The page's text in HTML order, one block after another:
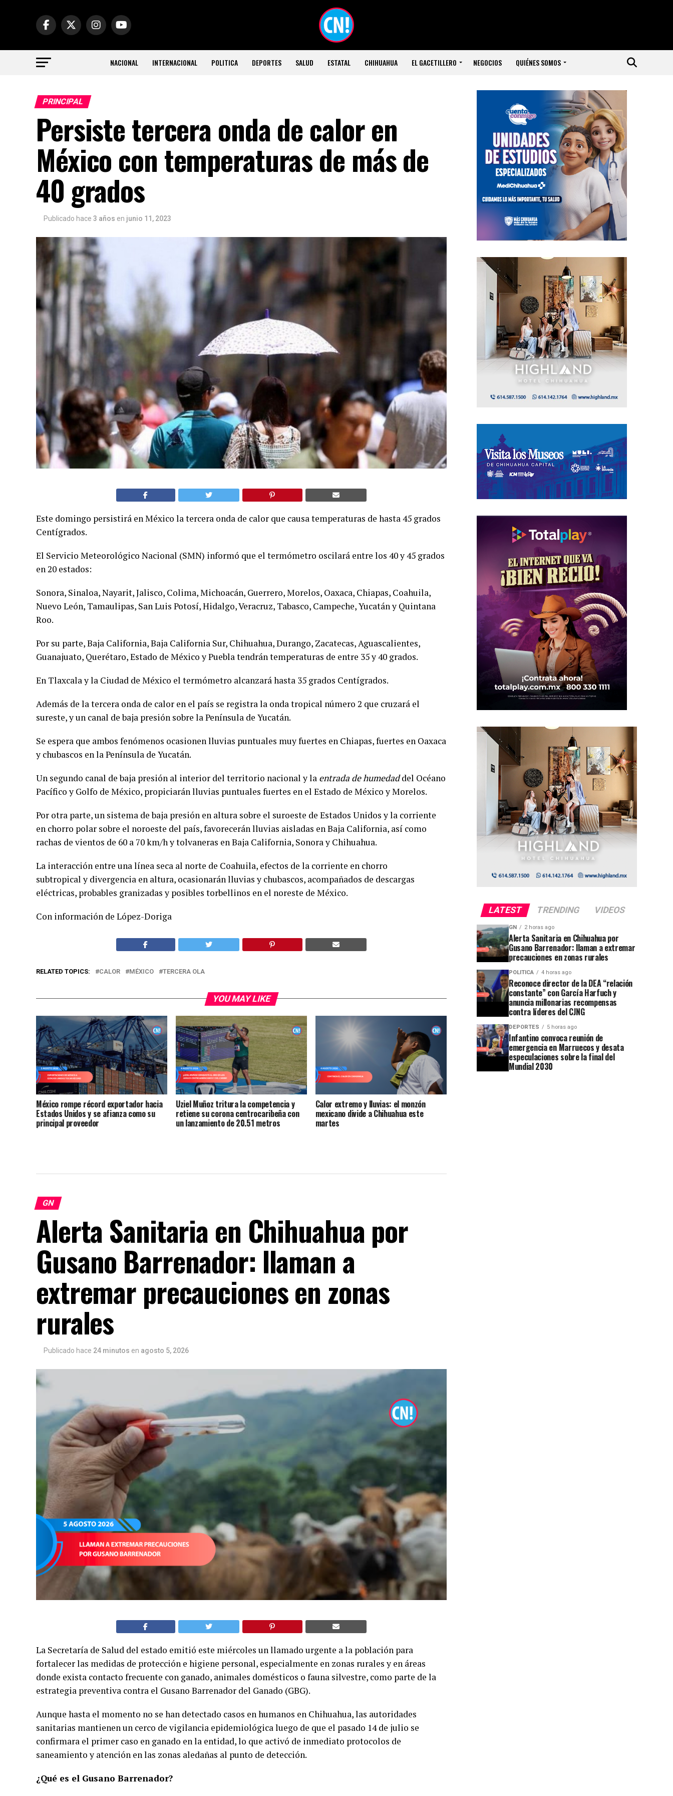
NACIONAL INTERNACIONAL POLITICA DEPORTES SALUD ESTATAL CHIHUAHUA EL GACETILLERO NEGOCIOS QUIÉNES SOMOS
PRINCIPAL
Persiste tercera onda de calor en
México con temperaturas de más de
40 grados
Publicado hace 3 años en junio 11, 2023
Este domingo persistirá en México la tercera onda de calor que causa temperaturas de hasta 45 grados
Centígrados.
El Servicio Meteorológico Nacional (SMN) informó que el termómetro oscilará entre los 40 y 45 grados
en 20 estados:
Sonora, Sinaloa, Nayarit, Jalisco, Colima, Michoacán, Guerrero, Morelos, Oaxaca, Chiapas, Coahuila,
Nuevo León, Tamaulipas, San Luis Potosí, Hidalgo, Veracruz, Tabasco, Campeche, Yucatán y Quintana
Roo.
Por su parte, Baja California, Baja California Sur, Chihuahua, Durango, Zacatecas, Aguascalientes,
Guanajuato, Querétaro, Estado de México y Puebla tendrán temperaturas de entre 35 y 40 grados.
En Tlaxcala y la Ciudad de México el termómetro alcanzará hasta 35 grados Centígrados.
Además de la tercera onda de calor en el país se registra la onda tropical número 2 que cruzará el
sureste, y un canal de baja presión sobre la Península de Yucatán.
Se espera que ambos fenómenos ocasionen lluvias puntuales muy fuertes en Chiapas, fuertes en Oaxaca
y chubascos en la Península de Yucatán.
Un segundo canal de baja presión al interior del territorio nacional y la entrada de humedaddel Océano
Pacífico y Golfo de México, propiciarán lluvias puntuales fuertes en el Estado de México y Morelos.
Por otra parte, un sistema de baja presión en altura sobre el suroeste de Estados Unidos y la corriente
en chorro polar sobre el noroeste del país, favorecerán lluvias aisladas en Baja California, así como
rachas de vientos de 60 a 70 km/h y tolvaneras en Baja California, Sonora y Chihuahua.
La interacción entre una línea seca al norte de Coahuila, efectos de la corriente en chorro
subtropical y divergencia en altura, ocasionarán lluvias y chubascos, acompañados de descargas
eléctricas, probables granizadas y posibles torbellinos en el noreste de México.
Con información de López-Doriga
RELATED TOPICS: CALOR MÉXICO TERCERA OLA
YOU MAY LIKE
México rompe récord exportador hacia
Estados Unidos y se afianza como su
principal proveedor
Uziel Muñoz tritura la competencia y
retiene su corona centrocaribeña con
un lanzamiento de 20.51 metros
Calor extremo y lluvias: el monzón
mexicano divide a Chihuahua este
martes
GN
Alerta Sanitaria en Chihuahua por
Gusano Barrenador: llaman a
extremar precauciones en zonas
rurales
Publicado hace 24 minutos en agosto 5, 2026
La Secretaría de Salud del estado emitió este miércoles un llamado urgente a la población para
fortalecer las medidas de protección e higiene personal, especialmente en zonas rurales y en áreas
donde exista contacto frecuente con ganado, animales domésticos o fauna silvestre, como parte de la
estrategia preventiva contra el Gusano Barrenador del Ganado (GBG).
Aunque hasta el momento no se han detectado casos en humanos en Chihuahua, las autoridades
sanitarias mantienen un cerco de vigilancia epidemiológica luego de que el pasado 14 de julio se
confirmara el primer caso en ganado en la entidad, lo que activó de inmediato protocolos de
saneamiento y atención en las zonas aledañas al punto de detección.
¿Qué es el Gusano Barrenador?
LATEST TRENDING VIDEOS
GN 2 horas ago
Alerta Sanitaria en Chihuahua por
Gusano Barrenador: llaman a extremar
precauciones en zonas rurales
POLITICA 4 horas ago
Reconoce director de la DEA “relación
constante” con García Harfuch y
anuncia millonarias recompensas
contra líderes del CJNG
DEPORTES 5 horas ago
Infantino convoca reunión de
emergencia en Marruecos y desata
especulaciones sobre la final del
Mundial 2030